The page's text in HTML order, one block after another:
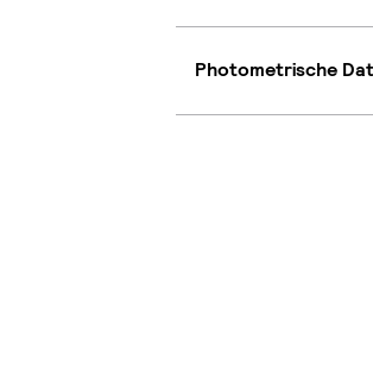
Photometrische